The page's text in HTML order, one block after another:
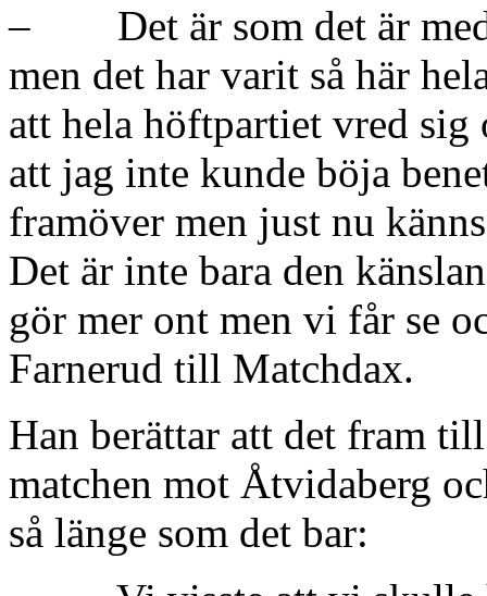
– Det är som det är med
men det har varit så här
att hela höftpartiet vred
att jag inte kunde böja
framöver men just nu
Det är inte bara den
gör mer ont men vi får se
Farnerud till Matchdax.
Han berättar att det fram
matchen mot Åtvidaberg
så länge som det bar: